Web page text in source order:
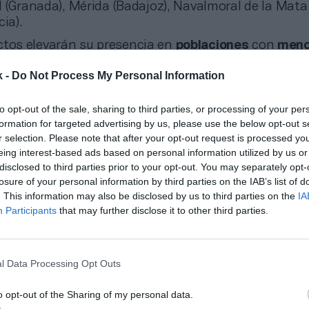
- Do Not Process My Personal Information
opt-out of the sale, sharing to third parties, or processing of your
for targeted advertising by us, please use the below opt-out
selection. Please note that after your opt-out request is processed
interest-based ads based on personal information utilized by us
to third parties prior to your opt-out. You may separately
of your personal information by third parties on the IAB’s list of
This information may also be disclosed by us to third parties on the
Participants that may further disclose it to other third parties.
Data Processing Opt Outs
opt-out of the Sharing of my personal data.
Mérida (Badajoz), Navalmoral de la Mata
elevarán su presencia en poblaciones con
encontrado una gran oportunidad de penetración
de escalar el negocio en estas ubicaciones
a sus inversores. “Cerca del 50% de nuestros
un centro, y el 40% de las aperturas firmadas
Esto corrobora que el modelo es resistente,
añade Pascual,
semanal PRO
tendencias y datos del